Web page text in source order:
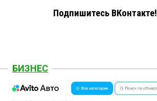
Подпишитесь ВКонтакте!
БИЗНЕС